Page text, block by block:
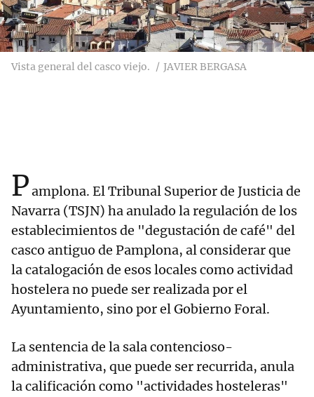
Vista general del casco viejo. JAVIER BERGASA
Pamplona. El Tribunal Superior de Justicia de
Navarra (TSJN) ha anulado la regulación de los
establecimientos de "degustación de café" del
casco antiguo de Pamplona, al considerar que
la catalogación de esos locales como actividad
hostelera no puede ser realizada por el
Ayuntamiento, sino por el Gobierno Foral.
La sentencia de la sala contencioso-
administrativa, que puede ser recurrida, anula
la calificación como "actividades hosteleras"